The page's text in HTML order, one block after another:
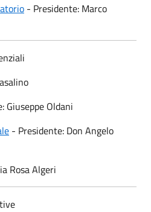
- Presidente: Marco
Giuseppe Oldani
- Presidente: Don Angelo
Rosa Algeri